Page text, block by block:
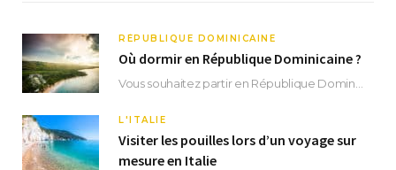
RÉPUBLIQUE DOMINICAINE
Où dormir en République Dominicaine ?
L'ITALIE
Visiter les pouilles lors d’un voyage sur
mesure en Italie